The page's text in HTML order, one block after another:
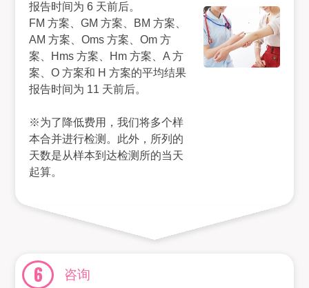
报告时间为 6 天前后。
FM 方案、GM 方案、BM 方案、
AM 方案、Oms 方案、Om 方
案、Hms 方案、Hm 方案、A 方
案、O 方案和 H 方案的平均结果
报告时间为 11 天前后。
※为了降低费用，我们将多个样
本合并进行检测。此外，所列的
天数是从样本到达检测所的当天
起算。
6 咨询